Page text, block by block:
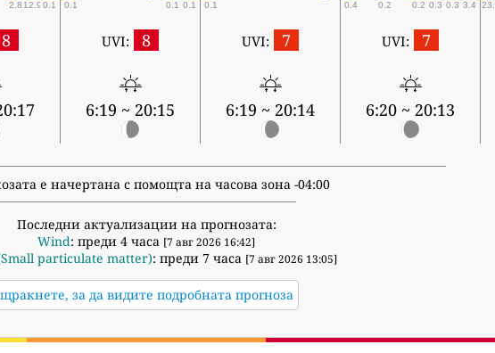
2.8 12.9 0.1 0.1 0.1 0.1 0.1 0.4 0.2 0.2 0.3 0.3 3.4
8 UVI: 8
6:19 ~ 20:15
UVI: 7
6:19 ~ 20:14
UVI: 7
6:20 ~ 20:13
е начертана с помощта на часова зона -04:00
Последни актуализации на прогнозата:
Wind: преди 4 часа [7 авг 2026 16:42]
particulate matter): преди 7 часа [7 авг 2026 13:05]
щракнете, за да видите подробната прогноза